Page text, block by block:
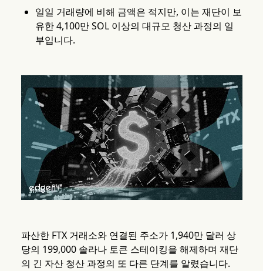
일일 거래량에 비해 금액은 적지만, 이는 재단이 보
유한 4,100만 SOL 이상의 대규모 청산 과정의 일
부입니다.
파산한 FTX 거래소와 연결된 주소가 1,940만 달러 상
당의 199,000 솔라나 토큰 스테이킹을 해제하며 재단
의 긴 자산 청산 과정의 또 다른 단계를 알렸습니다.